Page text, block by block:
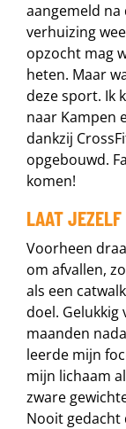
aangemeld na
verhuizing
opzocht mag
heten. Maar
deze sport. Ik
naar Kampen
dankzij
opgebouwd.
komen!
LAAT JEZELF
Voorheen
om afvallen,
als een
doel.
maanden
leerde mijn
mijn lichaam
zware
Nooit gedacht